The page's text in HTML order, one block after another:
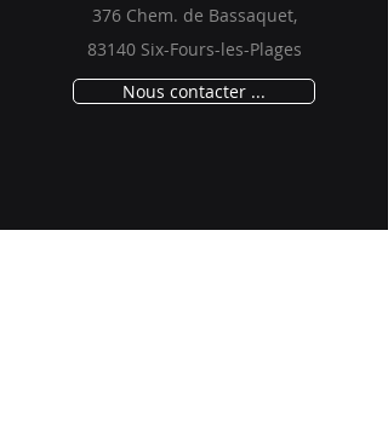
376 Chem. de Bassaquet,
83140 Six-Fours-les-Plages
Nous contacter ...